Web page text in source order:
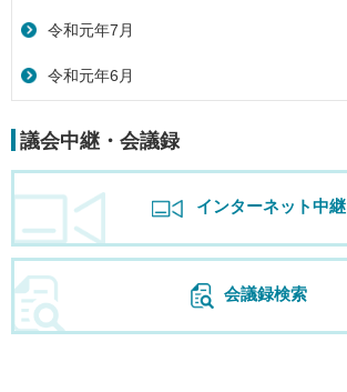
令和元年7月
令和元年6月
議会中継・会議録
インターネット中継
会議録検索